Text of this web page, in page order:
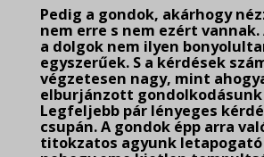
Pedig a gondok, akárhogy
nem erre s nem ezért vannak.
a dolgok nem ilyen
egyszerűek. S a kérdések
végzetesen nagy, mint
elburjánzott
Legfeljebb pár lényeges
csupán. A gondok épp arra
titokzatos agyunk letapogató